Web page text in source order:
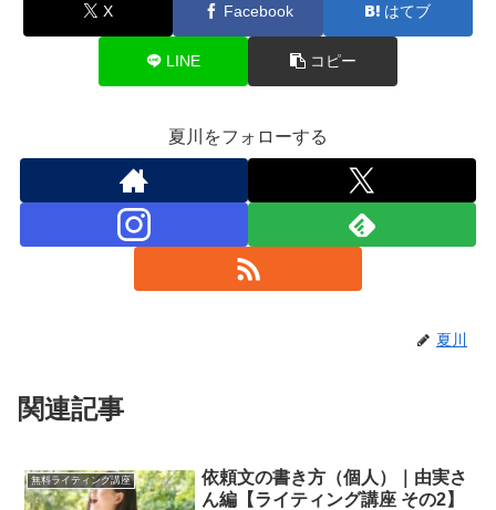
X Facebook はてブ
LINE コピー
夏川をフォローする
夏川
関連記事
無料ライティング講座
依頼文の書き方（個人）｜由実さ
ん編【ライティング講座 その2】